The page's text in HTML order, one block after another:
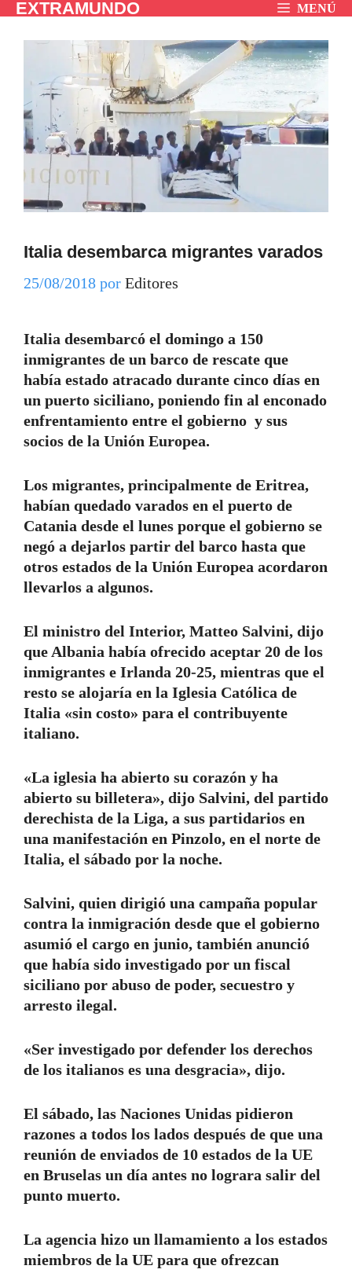
SaltarEXTRAMUNDO MENÚ
Italia desembarca migrantes varados
25/08/2018 por Editores
Italia desembarcó el domingo a 150
inmigrantes de un barco de rescate que
había estado atracado durante cinco días en
un puerto siciliano, poniendo fin al enconado
enfrentamiento entre el gobierno y sus
socios de la Unión Europea.
Los migrantes, principalmente de Eritrea,
habían quedado varados en el puerto de
Catania desde el lunes porque el gobierno se
negó a dejarlos partir del barco hasta que
otros estados de la Unión Europea acordaron
llevarlos a algunos.
El ministro del Interior, Matteo Salvini, dijo
que Albania había ofrecido aceptar 20 de los
inmigrantes e Irlanda 20-25, mientras que el
resto se alojaría en la Iglesia Católica de
Italia «sin costo» para el contribuyente
italiano.
«La iglesia ha abierto su corazón y ha
abierto su billetera», dijo Salvini, del partido
derechista de la Liga, a sus partidarios en
una manifestación en Pinzolo, en el norte de
Italia, el sábado por la noche.
Salvini, quien dirigió una campaña popular
contra la inmigración desde que el gobierno
asumió el cargo en junio, también anunció
que había sido investigado por un fiscal
siciliano por abuso de poder, secuestro y
arresto ilegal.
«Ser investigado por defender los derechos
de los italianos es una desgracia», dijo.
El sábado, las Naciones Unidas pidieron
razones a todos los lados después de que una
reunión de enviados de 10 estados de la UE
en Bruselas un día antes no lograra salir del
punto muerto.
La agencia hizo un llamamiento a los estados
miembros de la UE para que ofrezcan